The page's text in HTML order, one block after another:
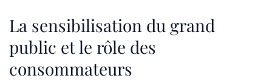
La sensibilisation du grand
public et le rôle des
consommateurs